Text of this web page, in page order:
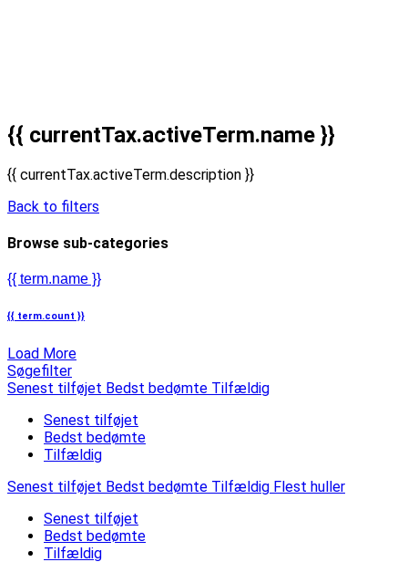
{{ currentTax.activeTerm.name }}
{{ currentTax.activeTerm.description }}
Back to filters
Browse sub-categories
{{ term.name }}
{{ term.count }}
Load More
Søgefilter
Senest tilføjet Bedst bedømte Tilfældig
Senest tilføjet
Bedst bedømte
Tilfældig
Senest tilføjet Bedst bedømte Tilfældig Flest huller
Senest tilføjet
Bedst bedømte
Tilfældig